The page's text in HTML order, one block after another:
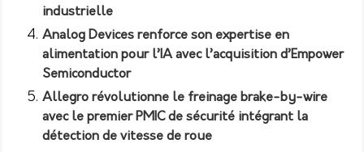
industrielle
Analog Devices renforce son expertise en
alimentation pour l’IA avec l’acquisition d’Empower
Semiconductor
Allegro révolutionne le freinage brake-by-wire
avec le premier PMIC de sécurité intégrant la
détection de vitesse de roue